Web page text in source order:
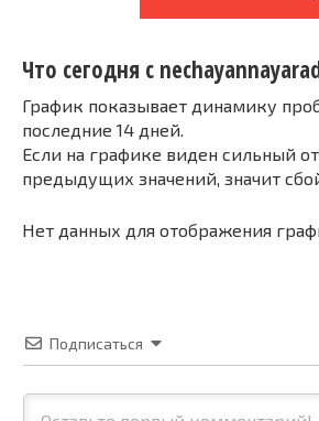
Что сегодня с
График показывает динамику
последние 14 дней.
Если на графике виден сильный
предыдущих значений, значит
Нет данных для отображения
Подписаться